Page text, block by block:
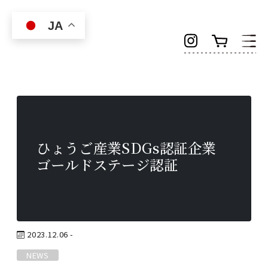
ひょうご産業SDGs認証企業
ゴールドステージ認証
2023.12.06 -
NEWS
JA